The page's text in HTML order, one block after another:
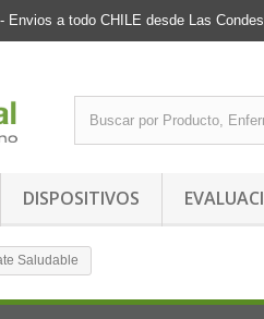
Envios a todo CHILE desde Las Condes
DISPOSITIVOS
Saludable